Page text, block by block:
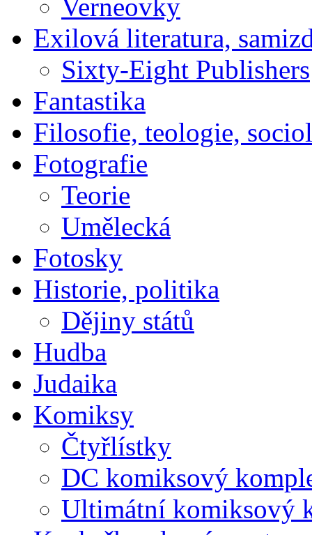
Verneovky
Exilová literatura,
Sixty-Eight Publishers
Fantastika
Filosofie, teologie,
Fotografie
Teorie
Umělecká
Fotosky
Historie, politika
Dějiny států
Hudba
Judaika
Komiksy
Čtyřlístky
DC komiksový
Ultimátní komiksový